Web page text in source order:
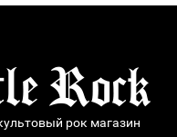
рок магазин